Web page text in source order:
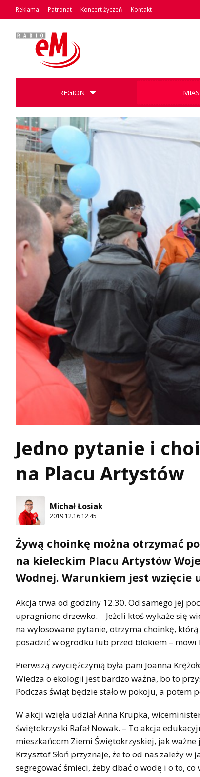
Reklama Patronat Koncert życzeń Kontakt
REGION
Jedno pytanie i
na Placu Artystów
Michał Łosiak
2019.12.16 12:45
Żywą choinkę można otrzymać
na kieleckim Placu Artystów
Wodnej. Warunkiem jest wzięcie
Akcja trwa od godziny 12.30. Od samego jej
upragnione drzewko. – Jeżeli ktoś wykaże się
na wylosowane pytanie, otrzyma choinkę,
posadzić w ogródku lub przed blokiem – mówi
Pierwszą zwyciężczynią była pani Joanna
Wiedza o ekologii jest bardzo ważna, bo to
Podczas świąt będzie stało w pokoju, a potem
W akcji wzięła udział Anna Krupka,
świętokrzyski Rafał Nowak. – To akcja
mieszkańcom Ziemi Świętokrzyskiej, jak
Krzysztof Słoń przyznaje, że to od nas zależy
segregować śmieci, żeby dbać o wodę i o to,